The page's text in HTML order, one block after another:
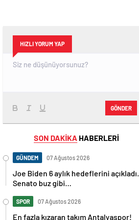
HIZLI YORUM YAP
GÖNDER
SON DAKİKA HABERLERİ
GÜNDEM 07 Ağustos 2026
Joe Biden 6 aylık hedeflerini açıkladı.
Senato buz gibi…
SPOR 07 Ağustos 2026
En fazla kızaran takım Antalyaspor!